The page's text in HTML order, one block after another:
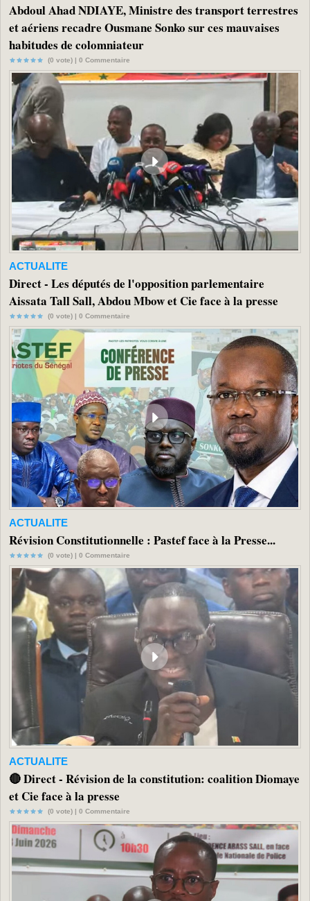
Abdoul Ahad NDIAYE, Ministre des transport terrestres
et aériens recadre Ousmane Sonko sur ces mauvaises
habitudes de colomniateur
(0 vote) | 0 Commentaire
ACTUALITE
Direct - Les députés de l'opposition parlementaire
Aissata Tall Sall, Abdou Mbow et Cie face à la presse
(0 vote) | 0 Commentaire
ACTUALITE
Révision Constitutionnelle : Pastef face à la Presse...
(0 vote) | 0 Commentaire
ACTUALITE
🔴 Direct - Révision de la constitution: coalition Diomaye
et Cie face à la presse
(0 vote) | 0 Commentaire